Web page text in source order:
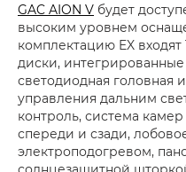
GAC AION V будет
высоким уровнем
комплектацию EX
диски,
светодиодная головная
управления дальним
контроль, система
спереди и сзади,
электроподогревом,